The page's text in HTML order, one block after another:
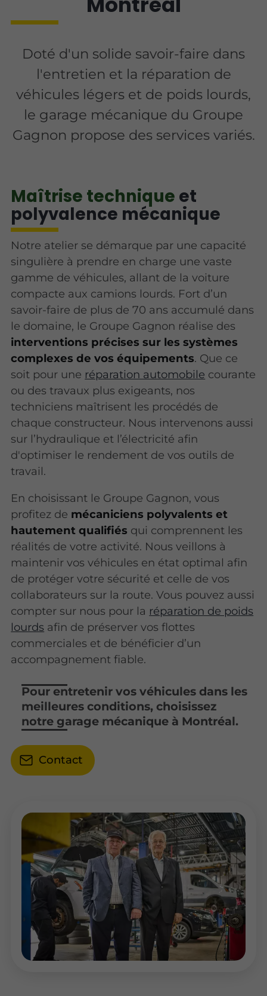
Doté d'un solide savoir-faire dans
l'entretien et la réparation de
véhicules légers et de poids lourds,
le garage mécanique du Groupe
Gagnon propose des services variés.
Maîtrise technique et
polyvalence mécanique
Notre atelier se démarque par une capacité
singulière à prendre en charge une vaste
gamme de véhicules, allant de la voiture
compacte aux camions lourds. Fort d’un
savoir-faire de plus de 70 ans accumulé dans
le domaine, le Groupe Gagnon réalise des
interventions précises sur les systèmes
complexes de vos équipements. Que ce
soit pour une réparation automobile courante
ou des travaux plus exigeants, nos
techniciens maîtrisent les procédés de
chaque constructeur. Nous intervenons aussi
sur l’hydraulique et l’électricité afin
d'optimiser le rendement de vos outils de
travail.
En choisissant le Groupe Gagnon, vous
profitez de mécaniciens polyvalents et
hautement qualifiés qui comprennent les
réalités de votre activité. Nous veillons à
maintenir vos véhicules en état optimal afin
de protéger votre sécurité et celle de vos
collaborateurs sur la route. Vous pouvez aussi
compter sur nous pour la réparation de poids
lourds afin de préserver vos flottes
commerciales et de bénéficier d’un
accompagnement fiable.
Pour entretenir vos véhicules dans les
meilleures conditions, choisissez
notre garage mécanique à Montréal.
Contact